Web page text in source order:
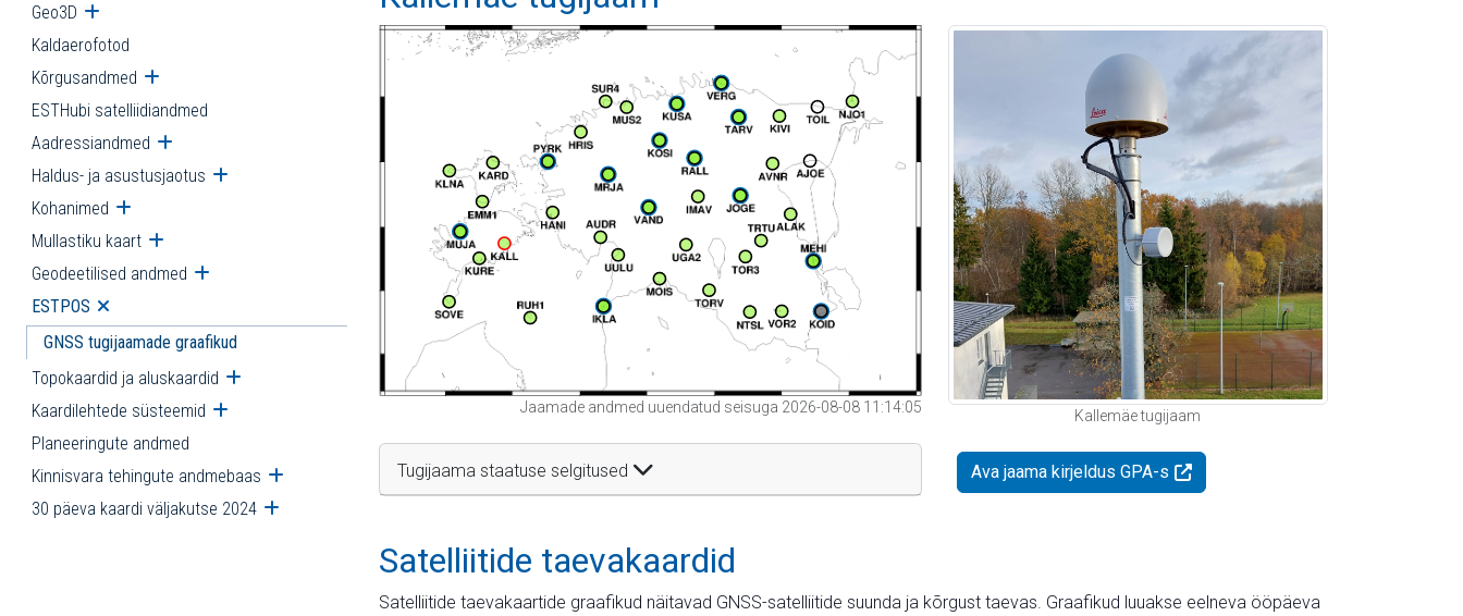
Geo3D Ava alammenüü
Kaldaerofotod
Kõrgusandmed Ava alammenüü
ESTHubi satelliidiandmed
Aadressiandmed Ava alammenüü
Haldus- ja asustusjaotus Ava alammenüü
Kohanimed Ava alammenüü
Mullastiku kaart Ava alammenüü
Geodeetilised andmed Ava alammenüü
ESTPOS Ava alammenüü
GNSS tugijaamade graafikud
Topokaardid ja aluskaardid Ava alammenüü
Kaardilehtede süsteemid Ava alammenüü
Planeeringute andmed
Kinnisvara tehingute andmebaas Ava alammenüü
30 päeva kaardi väljakutse 2024 Ava alammenüü
Jaamade andmed uuendatud seisuga 2026-08-08 11:14:05
Tugijaama staatuse selgitused
Kallemäe tugijaam
Ava jaama kirjeldus GPA-s
Satelliitide taevakaardid
Satelliitide taevakaartide graafikud näitavad GNSS-satelliitide suunda ja kõrgust taevas. Graafikud luuakse eelneva ööpäeva